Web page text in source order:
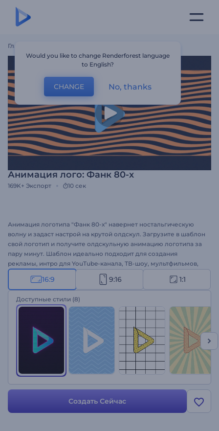
Главная
Анимация лого: Фанк 80-х
169K+ Экспорт 10 сек
Анимация логотипа "Фанк 80-х" навернет ностальгическую
волну и задаст настрой на крутой олдскул. Загрузите в шаблон
свой логотип и получите олдскульную анимацию логотипа за
пару минут. Шаблон идеально подходит для создания
рекламы, интро для YouTube-канала, ТВ-шоу, мультфильмов,
заставок к фильмам и многого другого. Обыграйте ретро и
фанк и создайте свою анимацию логотипа!
16:9 9:16 1:1
Доступные стили (8)
Создать Сейчас
Would you like to change Renderforest language
to English?
CHANGE No, thanks